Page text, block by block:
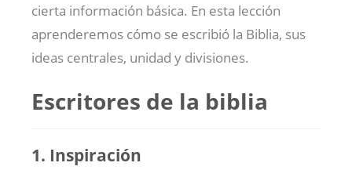
cierta información básica. En esta lección
aprenderemos cómo se escribió la Biblia, sus
ideas centrales, unidad y divisiones.
Escritores de la biblia
1. Inspiración